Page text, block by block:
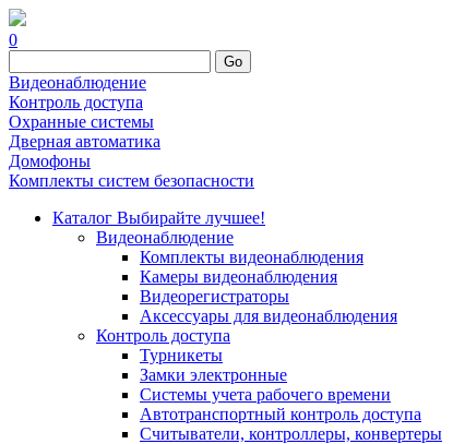
0
Go
Видеонаблюдение
Контроль доступа
Охранные системы
Дверная автоматика
Домофоны
Комплекты систем безопасности
Каталог Выбирайте лучшее!
Видеонаблюдение
Комплекты видеонаблюдения
Камеры видеонаблюдения
Видеорегистраторы
Аксессуары для видеонаблюдения
Контроль доступа
Турникеты
Замки электронные
Системы учета рабочего времени
Автотранспортный контроль доступа
Считыватели, контроллеры, конвертеры